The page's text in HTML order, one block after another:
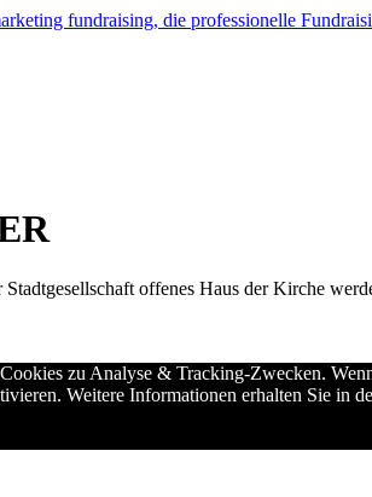
fundraising, die professionelle
offenes Haus der Kirche
zu Analyse & Tracking-Zwecken.
Weitere Informationen erhalten Sie in